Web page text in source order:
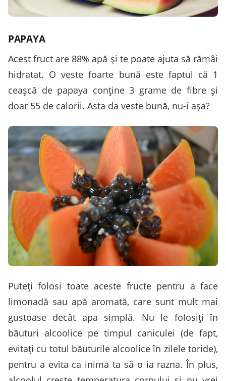
PAPAYA
Acest fruct are 88% apă şi te poate ajuta să rămâi
hidratat. O veste foarte bună este faptul că 1
ceaşcă de papaya conţine 3 grame de fibre şi
doar 55 de calorii. Asta da veste bună, nu-i aşa?
Puteţi folosi toate aceste fructe pentru a face
limonadă sau apă aromată, care sunt mult mai
gustoase decât apa simplă. Nu le folosiţi în
băuturi alcoolice pe timpul caniculei (de fapt,
evitaţi cu totul băuturile alcoolice în zilele toride),
pentru a evita ca inima ta să o ia razna. În plus,